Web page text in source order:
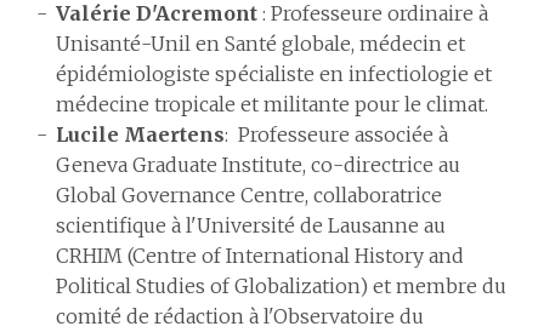
Valérie D'Acremont : Professeure ordinaire à
Unisanté-Unil en Santé globale, médecin et
épidémiologiste spécialiste en infectiologie et
médecine tropicale et militante pour le climat.
Lucile Maertens: Professeure associée à
Geneva Graduate Institute, co-directrice au
Global Governance Centre, collaboratrice
scientifique à l'Université de Lausanne au
CRHIM (Centre of International History and
Political Studies of Globalization) et membre du
comité de rédaction à l'Observatoire du